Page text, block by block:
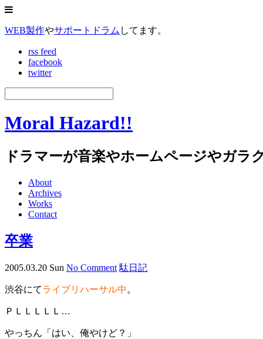
WEB製作やサポートドラム してます。
rss feed
facebook
twitter
Moral Hazard!!
ドラマーが音楽やホームページやガラ
About
Archives
Works
Contact
卒業
2005.03.20 Sun No Comment 駄日記
渋谷にてライブリハーサル中 。
ＰＬＬＬＬＬ…
やっちん「はい、俺やけど？」